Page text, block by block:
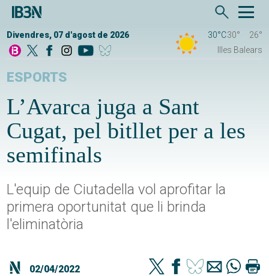
Divendres, 07 d'agost de 2026 30°C30°
26°
Illes Balears
ESPORTS
L’Avarca juga a Sant
Cugat, pel bitllet per a les
semifinals
L'equip de Ciutadella vol aprofitar la
primera oportunitat que li brinda
l'eliminatòria
02/04/2022